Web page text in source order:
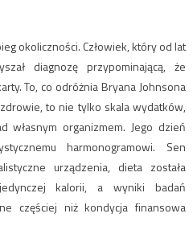
okoliczności. Człowiek, który od lat
diagnozę przypominającą, że
To, co odróżnia Bryana Johnsona
to nie tylko skala wydatków,
organizmem. Jego dzień
harmonogramowi. Sen
urządzenia, dieta została
kalorii, a wyniki badań
częściej niż kondycja finansowa